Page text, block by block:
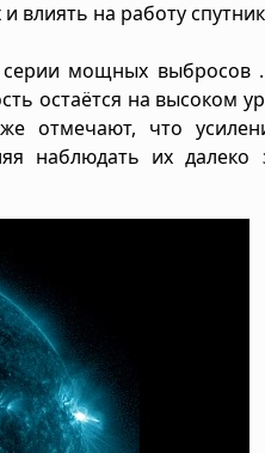
влиять на работу
мощных выбросов
остаётся на высоком
отмечают, что
наблюдать их далеко